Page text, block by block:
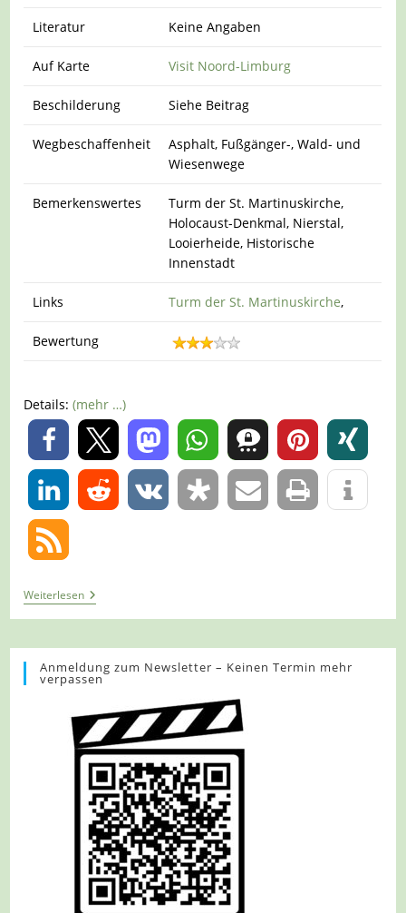
Literatur Keine Angaben
Auf Karte Visit Noord-Limburg
Beschilderung Siehe Beitrag
Wegbeschaffenheit
Asphalt, Fußgänger-, Wald- und
Wiesenwege
Bemerkenswertes
Turm der St. Martinuskirche,
Holocaust-Denkmal, Nierstal,
Looierheide, Historische
Innenstadt
Links Turm der St. Martinuskirche,
Bewertung
Details:(mehr …)
0
0
WeiterlesenTour
1265
–
–
Gennep
–
En
Looierheide
Anmeldung zum Newsletter – Keinen Termin mehr
verpassen